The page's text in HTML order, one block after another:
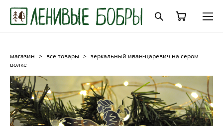
магазин > все товары > зеркальный иван-царевич на сером
волке